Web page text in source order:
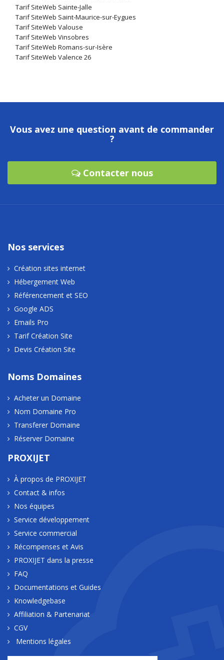
Tarif SiteWeb Sainte-Jalle
Tarif SiteWeb Saint-Maurice-sur-Eygues
Tarif SiteWeb Valouse
Tarif SiteWeb Vinsobres
Tarif SiteWeb Romans-sur-Isère
Tarif SiteWeb Valence 26
Vous avez une question avant de commander
?
Contacter nous
Nos services
Création sites internet
Hébergement Web
Référencement et SEO
Google ADS
Emails Pro
Tarif Création Site
Devis Création Site
Noms Domaines
Acheter un Domaine
Nom Domaine Pro
Transferer Domaine
Réserver Domaine
PROXIJET
À propos de PROXIJET
Contact & infos
Nos équipes
Service développement
Service commercial
Récompenses et Avis
PROXIJET dans la presse
FAQ
Documentations et Guides
Knowledgebase
Affiliation & Partenariat
CGV
Mentions légales